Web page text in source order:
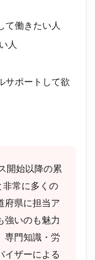
て働きたい人
人
サポートして欲
開始以降の累
常に多くの
府県に担当ア
強いのも魅力
専門知識・労
イザーによる